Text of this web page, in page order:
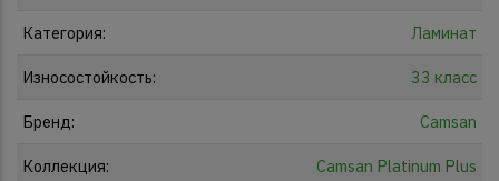
Категория: Ламинат
Износостойкость: 33 класс
Бренд: Camsan
Коллекция: Camsan Platinum Plus